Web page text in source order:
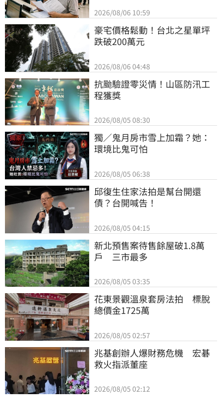
2026/08/06 10:59
豪宅價格鬆動！台北之星單坪
跌破200萬元
2026/08/06 04:48
抗颱驗證零災情！山區防汛工
程獲獎
2026/08/05 08:30
獨／鬼月房市雪上加霜？她：
環境比鬼可怕
2026/08/05 06:38
邱復生住家法拍是幫台開還
債？台開喊告！
2026/08/05 04:15
新北預售案待售餘屋破1.8萬
戶　三市最多
2026/08/05 03:35
花東景觀溫泉套房法拍　標脫
總價金1725萬
2026/08/05 02:57
兆基創辦人爆財務危機　宏碁
救火指派董座
2026/08/05 02:12